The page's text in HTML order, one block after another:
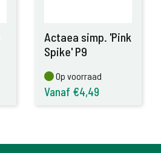
Actaea simp. 'Pink
Spike' P9
Op voorraad
Op voorraad
Vanaf €4,49